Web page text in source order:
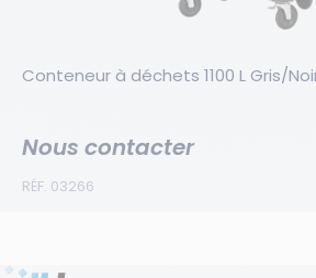
Conteneur à déchets 1100 L Gris/
RÉF. 03266
Nous contacter